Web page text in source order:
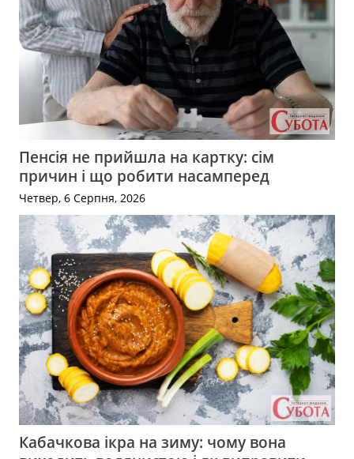
Пенсія не прийшла на картку: сім
причин і що робити насамперед
Четвер, 6 Серпня, 2026
Кабачкова ікра на зиму: чому вона